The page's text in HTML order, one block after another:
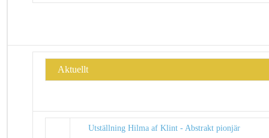
Aktuellt
Utställning Hilma af Klint - Abstrakt pionjär